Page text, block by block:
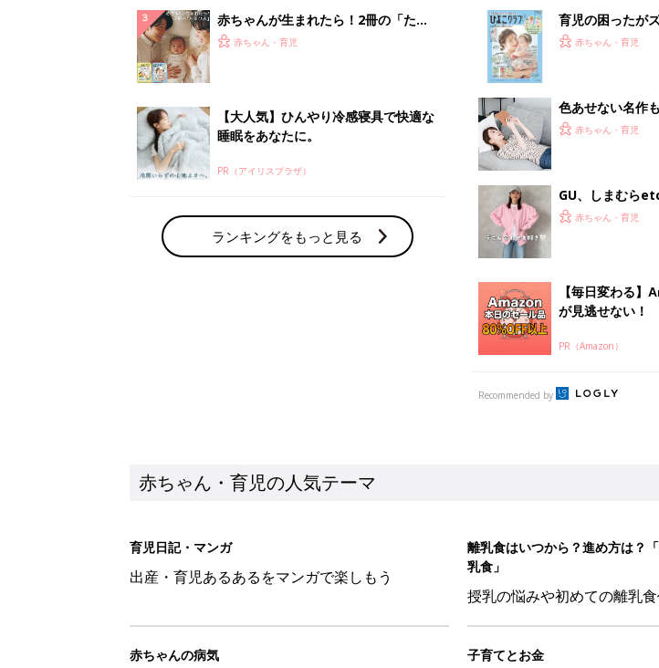
赤ちゃんが生まれたら！2冊の「たま
ひよ」
赤ちゃん・育児
【大人気】ひんやり冷感寝具で快適な
睡眠をあなたに。
PR（アイリスプラザ）
ランキングをもっと見る
育児の困ったが
『ひよこクラブ
赤ちゃん・育児
色あせない名作
漫画のつきあい方
赤ちゃん・育児
GU、しまむら
「色味が可愛す
赤ちゃん・育児
【毎日変わる】
が見逃せない！
PR（Amazon）
Recommended by
赤ちゃん・育児の人気テーマ
育児日記・マンガ
出産・育児あるあるをマンガで楽しもう
離乳食はいつから？進め方は？
乳食」
授乳の悩みや初めての離乳
赤ちゃんの病気 子育てとお金